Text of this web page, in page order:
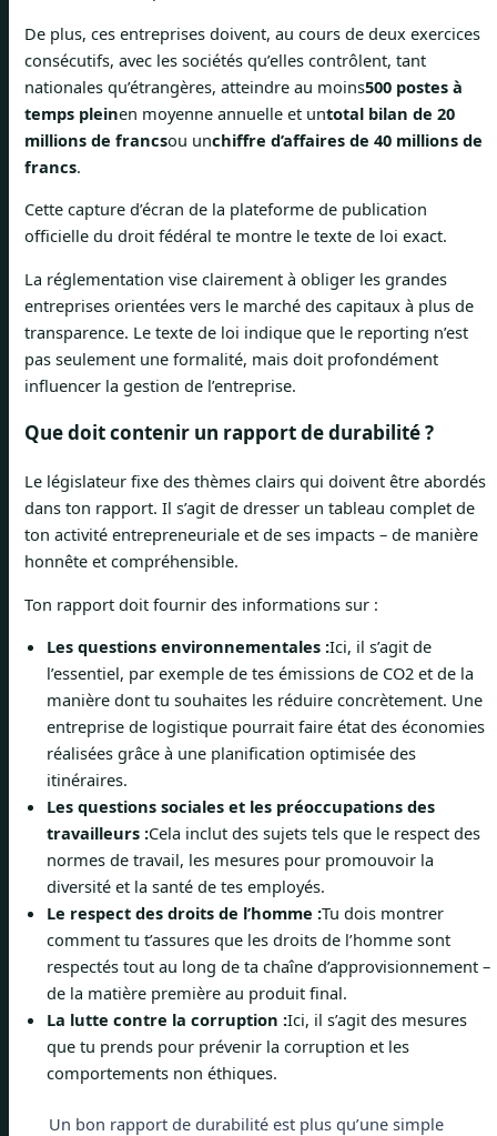
De plus, ces entreprises doivent, au cours de deux exercices
consécutifs, avec les sociétés qu’elles contrôlent, tant
nationales qu’étrangères, atteindre au moins500 postes à
temps pleinen moyenne annuelle et untotal bilan de 20
millions de francsou unchiffre d’affaires de 40 millions de
francs.
Cette capture d’écran de la plateforme de publication
officielle du droit fédéral te montre le texte de loi exact.
La réglementation vise clairement à obliger les grandes
entreprises orientées vers le marché des capitaux à plus de
transparence. Le texte de loi indique que le reporting n’est
pas seulement une formalité, mais doit profondément
influencer la gestion de l’entreprise.
Que doit contenir un rapport de durabilité ?
Le législateur fixe des thèmes clairs qui doivent être abordés
dans ton rapport. Il s’agit de dresser un tableau complet de
ton activité entrepreneuriale et de ses impacts – de manière
honnête et compréhensible.
Ton rapport doit fournir des informations sur :
Les questions environnementales :Ici, il s’agit de
l’essentiel, par exemple de tes émissions de CO2 et de la
manière dont tu souhaites les réduire concrètement. Une
entreprise de logistique pourrait faire état des économies
réalisées grâce à une planification optimisée des
itinéraires.
Les questions sociales et les préoccupations des
travailleurs :Cela inclut des sujets tels que le respect des
normes de travail, les mesures pour promouvoir la
diversité et la santé de tes employés.
Le respect des droits de l’homme :Tu dois montrer
comment tu t’assures que les droits de l’homme sont
respectés tout au long de ta chaîne d’approvisionnement –
de la matière première au produit final.
La lutte contre la corruption :Ici, il s’agit des mesures
que tu prends pour prévenir la corruption et les
comportements non éthiques.
Un bon rapport de durabilité est plus qu’une simple